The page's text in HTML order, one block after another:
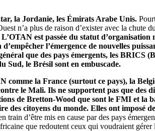
la Jordanie, les Émirats Arabe Unis.
n’a plus de raison d’exister avec la
L’OTAN est passée du statut
l’émergence de nouvelles
que des pays émergents, les BRICS
Sud, le Brésil sont en embuscade.
comme la France (surtout ce pays), la
le Mali. Ils ne supportent pas que des
de Bretton-Wood que sont le FMI et la
des citoyens du monde. Elles ont
train d’être mis en cause par des pays
que redoutent ceux qui voudraient